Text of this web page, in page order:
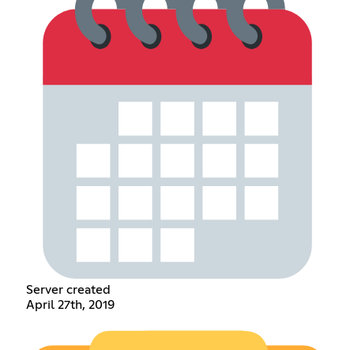
Server created
April 27th, 2019